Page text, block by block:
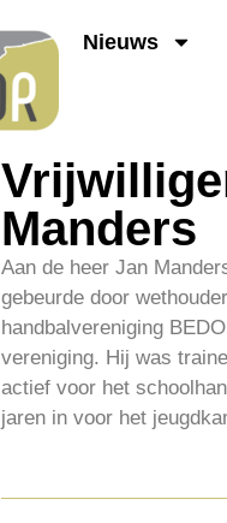
Nieuws
Manders
Aan de heer Jan
gebeurde door
handbalvereniging
vereniging. Hij was
actief voor het
jaren in voor het